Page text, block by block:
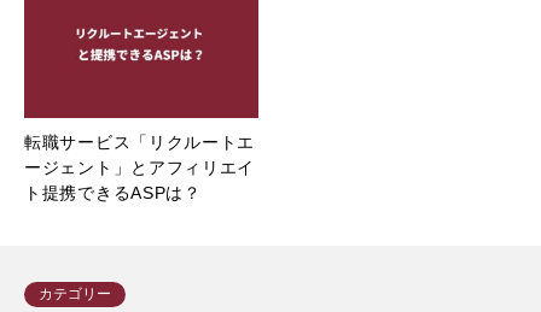
転職サービス「リクルートエ
ージェント」とアフィリエイ
ト提携できるASPは？
カテゴリー